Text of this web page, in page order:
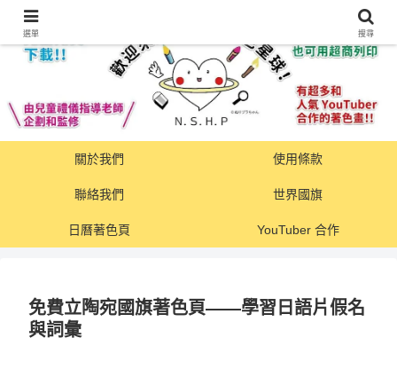
關於我們 使用條款
聯絡我們 世界國旗
日曆著色頁 YouTuber 合作
免費立陶宛國旗著色頁——學習日語片假名
與詞彙
選單 搜尋